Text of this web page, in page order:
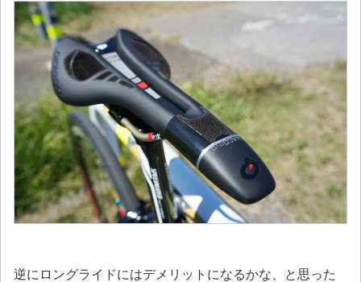
逆にロングライドにはデメリットになるかな、と思った